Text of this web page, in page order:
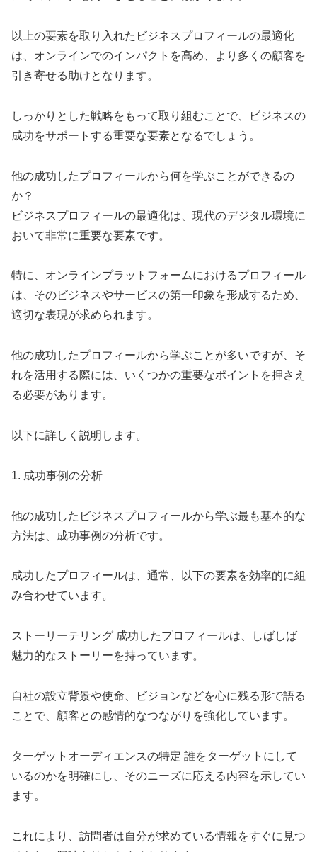
以上の要素を取り入れたビジネスプロフィールの最適化
は、オンラインでのインパクトを高め、より多くの顧客を
引き寄せる助けとなります。
しっかりとした戦略をもって取り組むことで、ビジネスの
成功をサポートする重要な要素となるでしょう。
他の成功したプロフィールから何を学ぶことができるの
か？
ビジネスプロフィールの最適化は、現代のデジタル環境に
おいて非常に重要な要素です。
特に、オンラインプラットフォームにおけるプロフィール
は、そのビジネスやサービスの第一印象を形成するため、
適切な表現が求められます。
他の成功したプロフィールから学ぶことが多いですが、そ
れを活用する際には、いくつかの重要なポイントを押さえ
る必要があります。
以下に詳しく説明します。
1. 成功事例の分析
他の成功したビジネスプロフィールから学ぶ最も基本的な
方法は、成功事例の分析です。
成功したプロフィールは、通常、以下の要素を効率的に組
み合わせています。
ストーリーテリング 成功したプロフィールは、しばしば
魅力的なストーリーを持っています。
自社の設立背景や使命、ビジョンなどを心に残る形で語る
ことで、顧客との感情的なつながりを強化しています。
ターゲットオーディエンスの特定 誰をターゲットにして
いるのかを明確にし、そのニーズに応える内容を示してい
ます。
これにより、訪問者は自分が求めている情報をすぐに見つ